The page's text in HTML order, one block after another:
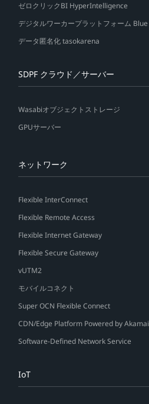
ゼロクリックBI HyperIntelligence
デジタルワーカープラットフォーム
データ匿名化 tasokarena
SDPF クラウド／サーバー
Wasabiオブジェクトストレージ
GPUサーバー
ネットワーク
Flexible InterConnect
Flexible Remote Access
Flexible Internet Gateway
Flexible Secure Gateway
vUTM2
モバイルコネクト
Super OCN Flexible Connect
CDN/Edge Platform Powered by Akamai
Software-Defined Network Service
IoT